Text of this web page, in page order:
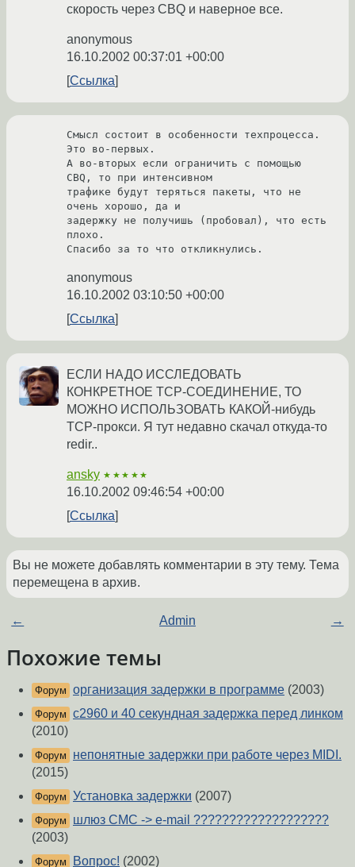
скорость через CBQ и наверное все.
anonymous
16.10.2002 00:37:01 +00:00
Ссылка
Смысл состоит в особенности техпроцесса.
Это во-первых.
А во-вторых если ограничить с помощью
CBQ, то при интенсивном
трафике будут теряться пакеты, что не
очень хорошо, да и
задержку не получишь (пробовал), что есть
плохо.
Спасибо за то что откликнулись.
anonymous
16.10.2002 03:10:50 +00:00
Ссылка
ЕСЛИ НАДО ИССЛЕДОВАТЬ
КОНКРЕТНОЕ ТСР-СОЕДИНЕНИЕ, ТО
МОЖНО ИСПОЛЬЗОВАТЬ КАКОЙ-нибудь
ТСР-прокси. Я тут недавно скачал откуда-то
redir..
ansky ★★★★★
16.10.2002 09:46:54 +00:00
Ссылка
Вы не можете добавлять комментарии в эту тему. Тема
перемещена в архив.
← Admin →
Похожие темы
Форум организация задержки в программе (2003)
Форум c2960 и 40 секундная задержка перед линком
(2010)
Форум
непонятные задержки при работе через MIDI.
(2015)
Форум Установка задержки (2007)
Форум
шлюз СМС -> e-mail ???????????????????
(2003)
Форум Вопрос! (2002)